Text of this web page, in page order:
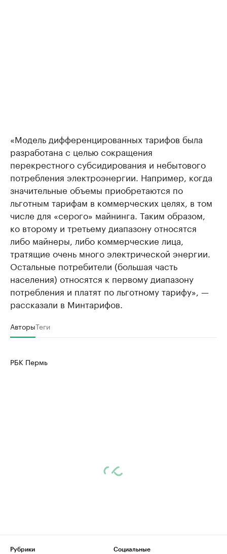
«Модель дифференцированных тарифов была
разработана с целью сокращения
перекрестного субсидирования и небытового
потребления электроэнергии. Например, когда
значительные объемы приобретаются по
льготным тарифам в коммерческих целях, в том
числе для «серого» майнинга. Таким образом,
ко второму и третьему диапазону относятся
либо майнеры, либо коммерческие лица,
тратящие очень много электрической энергии.
Остальные потребители (большая часть
населения) относятся к первому диапазону
потребления и платят по льготному тарифу», —
рассказали в Минтарифов.
АвторыТеги
РБК Пермь
Рубрики
Социальные